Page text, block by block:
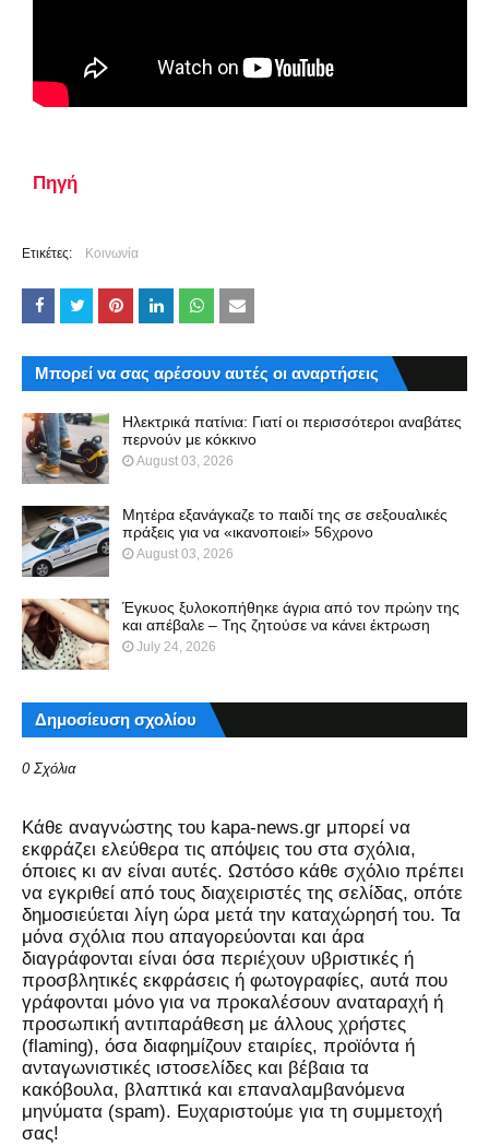
Πηγή
Ετικέτες: Κοινωνία
Μπορεί να σας αρέσουν αυτές οι αναρτήσεις
Ηλεκτρικά πατίνια: Γιατί οι περισσότεροι αναβάτες
περνούν με κόκκινο
August 03, 2026
Μητέρα εξανάγκαζε το παιδί της σε σεξουαλικές
πράξεις για να «ικανοποιεί» 56χρονο
August 03, 2026
Έγκυος ξυλοκοπήθηκε άγρια από τον πρώην της
και απέβαλε – Της ζητούσε να κάνει έκτρωση
July 24, 2026
Δημοσίευση σχολίου
0 Σχόλια
Kάθε αναγνώστης του kapa-news.gr μπορεί να
εκφράζει ελεύθερα τις απόψεις του στα σχόλια,
όποιες κι αν είναι αυτές. Ωστόσο κάθε σχόλιο πρέπει
να εγκριθεί από τους διαχειριστές της σελίδας, οπότε
δημοσιεύεται λίγη ώρα μετά την καταχώρησή του. Τα
μόνα σχόλια που απαγορεύονται και άρα
διαγράφονται είναι όσα περιέχουν υβριστικές ή
προσβλητικές εκφράσεις ή φωτογραφίες, αυτά που
γράφονται μόνο για να προκαλέσουν αναταραχή ή
προσωπική αντιπαράθεση με άλλους χρήστες
(flaming), όσα διαφημίζουν εταιρίες, προϊόντα ή
ανταγωνιστικές ιστοσελίδες και βέβαια τα
κακόβουλα, βλαπτικά και επαναλαμβανόμενα
μηνύματα (spam). Ευχαριστούμε για τη συμμετοχή
σας!